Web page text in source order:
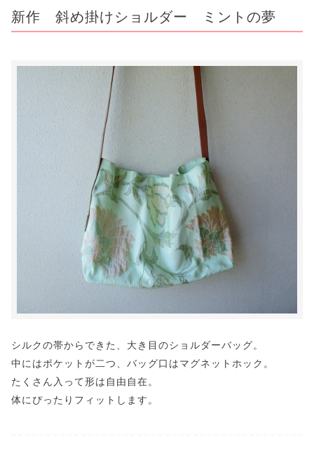
新作 斜め掛けショルダー ミントの夢
シルクの帯からできた、大き目のショルダーバッグ。
中にはポケットが二つ、バッグ口はマグネットホック。
たくさん入って形は自由自在。
体にぴったりフィットします。